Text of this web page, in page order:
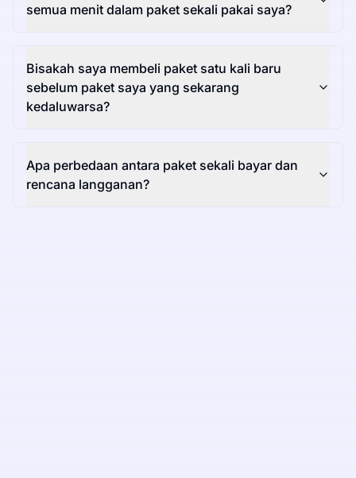
semua menit dalam paket sekali pakai saya?
Bisakah saya membeli paket satu kali baru
sebelum paket saya yang sekarang
kedaluwarsa?
Apa perbedaan antara paket sekali bayar dan
rencana langganan?